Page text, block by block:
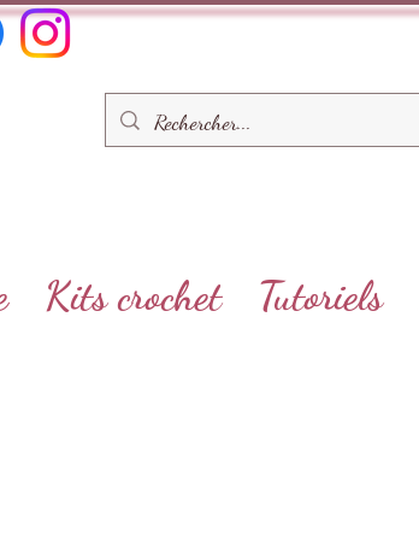
Kits crochet Tutoriels